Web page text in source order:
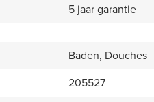
5 jaar garantie
Baden, Douches
205527